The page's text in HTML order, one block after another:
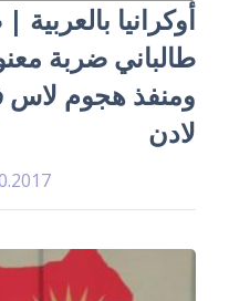
أوكرانيا
طالباني ضربة
ومنفذ هجوم
لادن
- 09:53